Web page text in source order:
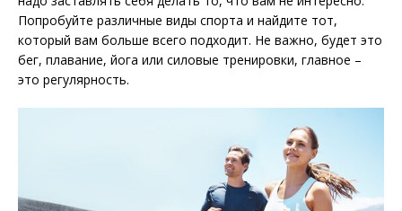
Попробуйте различные виды спорта и найдите тот,
который вам больше всего подходит. Не важно, будет это
бег, плавание, йога или силовые тренировки, главное –
это регулярность.